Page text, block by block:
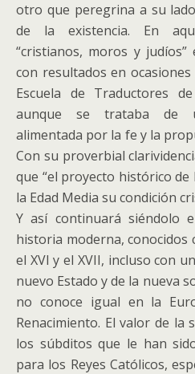
otro que peregrina a su
de la existencia. En
“cristianos, moros y
con resultados en
Escuela de Traductores
aunque se trataba de
alimentada por la fe y la
Con su proverbial
que “el proyecto histórico
la Edad Media su condición
Y así continuará siéndolo
historia moderna, conocidos
el XVI y el XVII, incluso con
nuevo Estado y de la nueva
no conoce igual en la
Renacimiento. El valor de la
los súbditos que le han
para los Reyes Católicos,